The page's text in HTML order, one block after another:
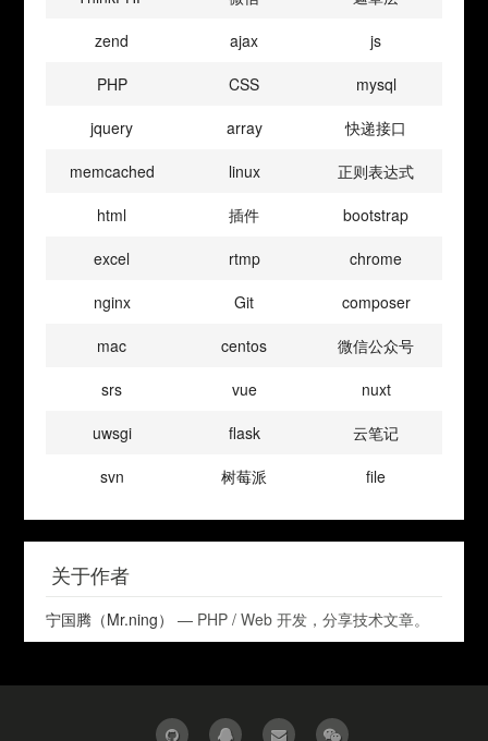
zend
ajax
js
PHP
CSS
mysql
jquery
array
快递接口
memcached
linux
正则表达式
html
插件
bootstrap
excel
rtmp
chrome
nginx
Git
composer
mac
centos
微信公众号
srs
vue
nuxt
uwsgi
flask
云笔记
svn
树莓派 file
关于作者
宁国腾（Mr.ning） — PHP / Web 开发，分享技术文章。